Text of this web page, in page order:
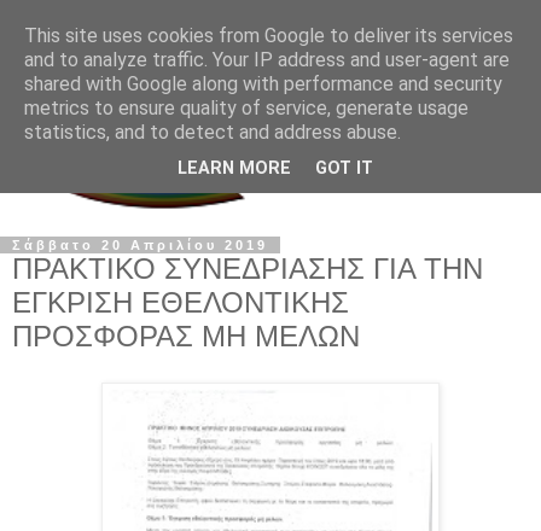
Σάββατο 20 Απριλίου 2019
ΠΡΑΚΤΙΚΟ ΣΥΝΕΔΡΙΑΣΗΣ ΓΙΑ ΤΗΝ
ΕΓΚΡΙΣΗ ΕΘΕΛΟΝΤΙΚΗΣ
ΠΡΟΣΦΟΡΑΣ ΜΗ ΜΕΛΩΝ
This site uses cookies from Google to deliver its services
and to analyze traffic. Your IP address and user-agent are
shared with Google along with performance and security
metrics to ensure quality of service, generate usage
statistics, and to detect and address abuse.
LEARN MORE GOT IT